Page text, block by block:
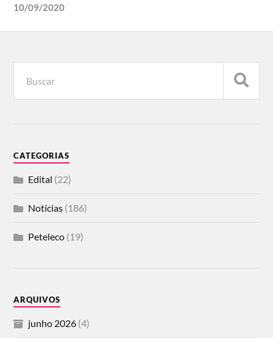
10/09/2020
CATEGORIAS
Edital (22)
Notícias (186)
Peteleco (19)
ARQUIVOS
junho 2026 (4)